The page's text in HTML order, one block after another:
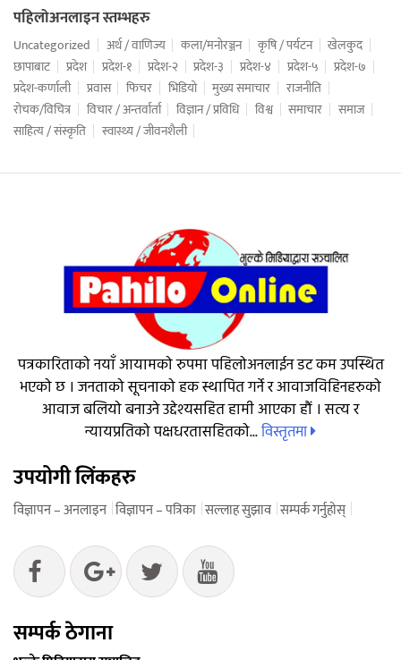
पहिलोअनलाइन स्तम्भहरु
Uncategorized अर्थ / वाणिज्य कला/मनोरञ्जन कृषि / पर्यटन
खेलकुद
छापाबाट
प्रदेश प्रदेश-१ प्रदेश-२ प्रदेश-३ प्रदेश-४ प्रदेश-५
प्रदेश-७
प्रदेश-कर्णाली
प्रवास फिचर भिडियो मुख्य समाचार
राजनीति
रोचक/विचित्र
विचार / अन्तर्वार्ता विज्ञान / प्रविधि विश्व समाचार
समाज
साहित्य / संस्कृति
स्वास्थ्य / जीवनशैली
पत्रकारिताको नयाँ आयामको रुपमा पहिलोअनलाईन डट कम उपस्थित
भएको छ । जनताको सूचनाको हक स्थापित गर्ने र आवाजविहिनहरुको
आवाज बलियो बनाउने उद्देश्यसहित हामी आएका हौं । सत्य र
न्यायप्रतिको पक्षधरतासहितको...विस्तृतमा
उपयोगी लिंकहरु
विज्ञापन – अनलाइन विज्ञापन – पत्रिका सल्लाह सुझाव सम्पर्क गर्नुहोस्
सम्पर्क ठेगाना